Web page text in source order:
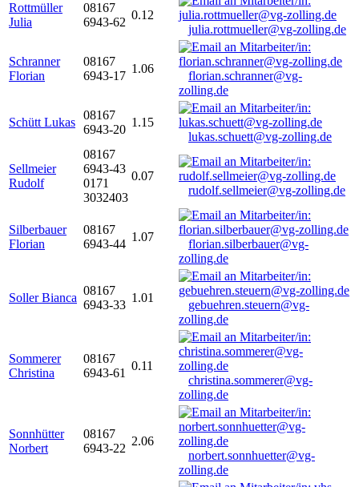
Rottmüller
Julia
08167
6943-62
0.12
julia.rottmueller@vg-zolling.de
Schranner
Florian
08167
6943-17
1.06
florian.schranner@vg-
zolling.de
Schütt Lukas
08167
6943-20
1.15
lukas.schuett@vg-zolling.de
Sellmeier
Rudolf
08167
6943-43
0171
3032403
0.07
rudolf.sellmeier@vg-zolling.de
Silberbauer
Florian
08167
6943-44
1.07
florian.silberbauer@vg-
zolling.de
Soller Bianca
08167
6943-33
1.01
gebuehren.steuern@vg-
zolling.de
Sommerer
Christina
08167
6943-61
0.11
christina.sommerer@vg-
zolling.de
Sonnhütter
Norbert
08167
6943-22
2.06
norbert.sonnhuetter@vg-
zolling.de